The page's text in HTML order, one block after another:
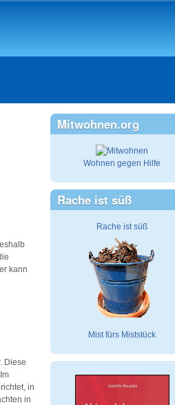
kann
Diese
in
in
Mitwohnen.org
Wohnen gegen Hilfe
Rache ist süß
Rache ist süß
Mist fürs Miststück